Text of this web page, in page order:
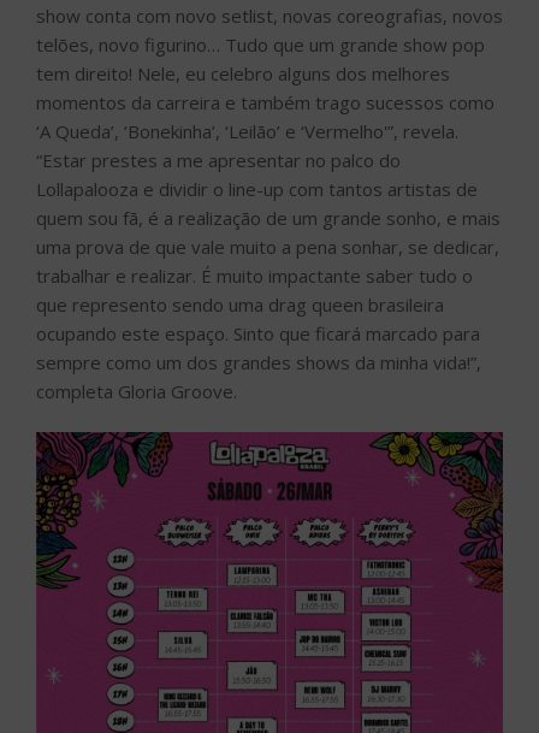
show conta com novo setlist, novas coreografias, novos
telões, novo figurino… Tudo que um grande show pop
tem direito! Nele, eu celebro alguns dos melhores
momentos da carreira e também trago sucessos como
‘A Queda’, ‘Bonekinha’, ‘Leilão’ e ‘Vermelho'”, revela.
“Estar prestes a me apresentar no palco do
Lollapalooza e dividir o line-up com tantos artistas de
quem sou fã, é a realização de um grande sonho, e mais
uma prova de que vale muito a pena sonhar, se dedicar,
trabalhar e realizar. É muito impactante saber tudo o
que represento sendo uma drag queen brasileira
ocupando este espaço. Sinto que ficará marcado para
sempre como um dos grandes shows da minha vida!”,
completa Gloria Groove.